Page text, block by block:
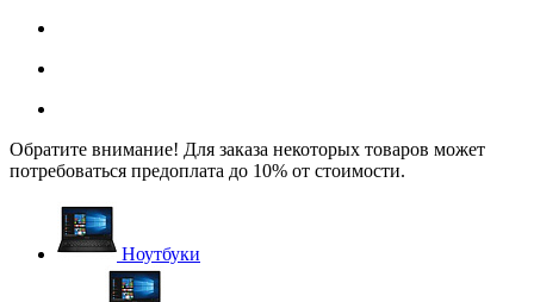
Обратите внимание! Для заказа некоторых товаров может
потребоваться предоплата до 10% от стоимости.
Ноутбуки